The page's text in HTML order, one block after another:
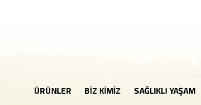
ÜRÜNLER BİZ KİMİZ SAĞLIKLI YAŞAM